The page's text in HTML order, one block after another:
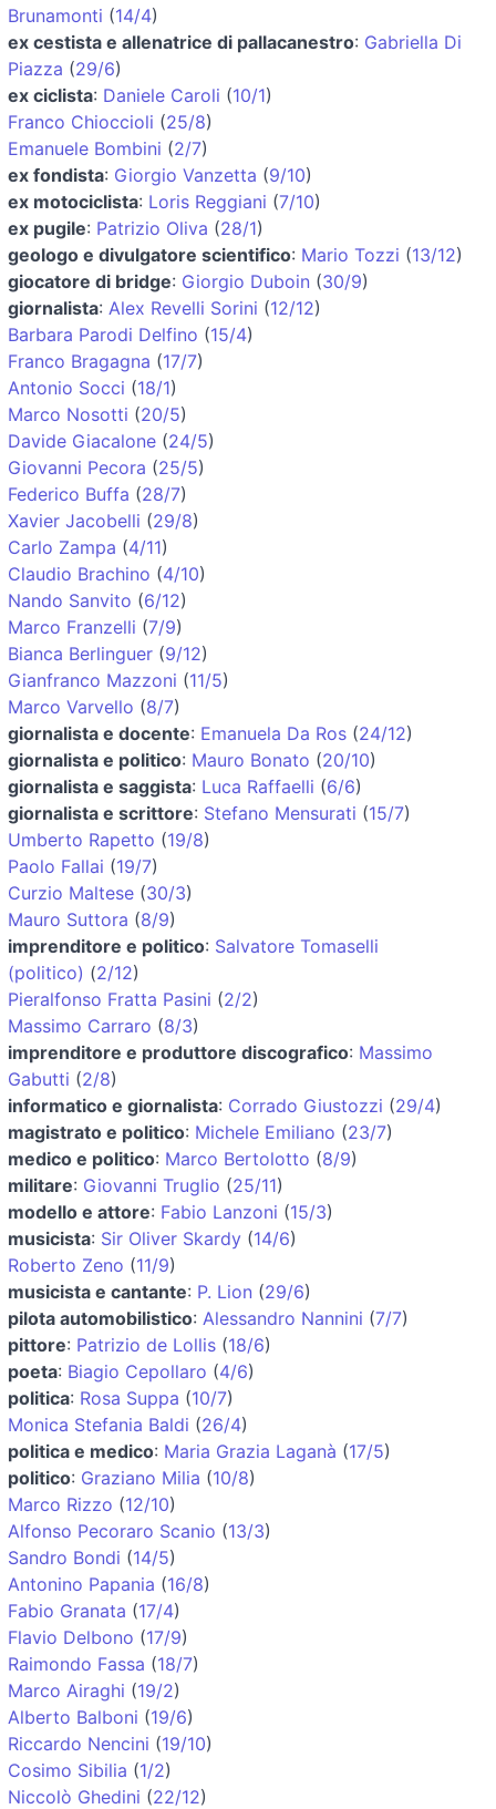
Brunamonti (14/4)
ex cestista e allenatrice di pallacanestro: Gabriella Di
Piazza (29/6)
ex ciclista: Daniele Caroli (10/1)
Franco Chioccioli (25/8)
Emanuele Bombini (2/7)
ex fondista: Giorgio Vanzetta (9/10)
ex motociclista: Loris Reggiani (7/10)
ex pugile: Patrizio Oliva (28/1)
geologo e divulgatore scientifico: Mario Tozzi (13/12)
giocatore di bridge: Giorgio Duboin (30/9)
giornalista: Alex Revelli Sorini (12/12)
Barbara Parodi Delfino (15/4)
Franco Bragagna (17/7)
Antonio Socci (18/1)
Marco Nosotti (20/5)
Davide Giacalone (24/5)
Giovanni Pecora (25/5)
Federico Buffa (28/7)
Xavier Jacobelli (29/8)
Carlo Zampa (4/11)
Claudio Brachino (4/10)
Nando Sanvito (6/12)
Marco Franzelli (7/9)
Bianca Berlinguer (9/12)
Gianfranco Mazzoni (11/5)
Marco Varvello (8/7)
giornalista e docente: Emanuela Da Ros (24/12)
giornalista e politico: Mauro Bonato (20/10)
giornalista e saggista: Luca Raffaelli (6/6)
giornalista e scrittore: Stefano Mensurati (15/7)
Umberto Rapetto (19/8)
Paolo Fallai (19/7)
Curzio Maltese (30/3)
Mauro Suttora (8/9)
imprenditore e politico: Salvatore Tomaselli
(politico) (2/12)
Pieralfonso Fratta Pasini (2/2)
Massimo Carraro (8/3)
imprenditore e produttore discografico: Massimo
Gabutti (2/8)
informatico e giornalista: Corrado Giustozzi (29/4)
magistrato e politico: Michele Emiliano (23/7)
medico e politico: Marco Bertolotto (8/9)
militare: Giovanni Truglio (25/11)
modello e attore: Fabio Lanzoni (15/3)
musicista: Sir Oliver Skardy (14/6)
Roberto Zeno (11/9)
musicista e cantante: P. Lion (29/6)
pilota automobilistico: Alessandro Nannini (7/7)
pittore: Patrizio de Lollis (18/6)
poeta: Biagio Cepollaro (4/6)
politica: Rosa Suppa (10/7)
Monica Stefania Baldi (26/4)
politica e medico: Maria Grazia Laganà (17/5)
politico: Graziano Milia (10/8)
Marco Rizzo (12/10)
Alfonso Pecoraro Scanio (13/3)
Sandro Bondi (14/5)
Antonino Papania (16/8)
Fabio Granata (17/4)
Flavio Delbono (17/9)
Raimondo Fassa (18/7)
Marco Airaghi (19/2)
Alberto Balboni (19/6)
Riccardo Nencini (19/10)
Cosimo Sibilia (1/2)
Niccolò Ghedini (22/12)